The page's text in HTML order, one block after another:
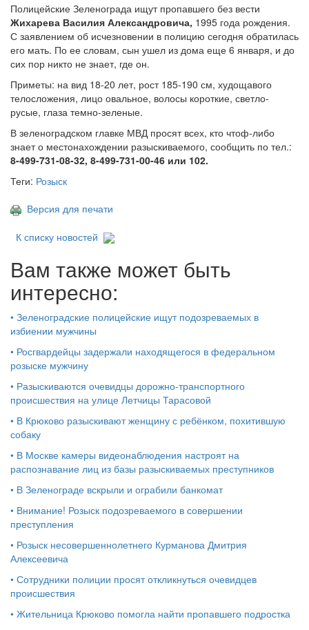
Полицейские Зеленограда ищут пропавшего без вести
Жихарева Василия Александровича, 1995 года рождения.
С заявлением об исчезновении в полицию сегодня обратилась
его мать. По ее словам, сын ушел из дома еще 6 января, и до
сих пор никто не знает, где он.
Приметы: на вид 18-20 лет, рост 185-190 см, худощавого
телосложения, лицо овальное, волосы короткие, светло-
русые, глаза темно-зеленые.
В зеленоградском главке МВД просят всех, кто чтоф-либо
знает о местонахождении разыскиваемого, сообщить по тел.:
8-499-731-08-32, 8-499-731-00-46 или 102.
Теги: Розыск
Версия для печати
К списку новостей
Вам также может быть
интересно:
• Зеленоградские полицейские ищут подозреваемых в
избиении мужчины
• Росгвардейцы задержали находящегося в федеральном
розыске мужчину
• Разыскиваются очевидцы дорожно-транспортного
происшествия на улице Летчицы Тарасовой
• В Крюково разыскивают женщину с ребёнком, похитившую
собаку
• В Москве камеры видеонаблюдения настроят на
распознавание лиц из базы разыскиваемых преступников
• В Зеленограде вскрыли и ограбили банкомат
• Внимание! Розыск подозреваемого в совершении
преступления
• Розыск несовершеннолетнего Курманова Дмитрия
Алексеевича
• Сотрудники полиции просят откликнуться очевидцев
происшествия
• Жительница Крюково помогла найти пропавшего подростка